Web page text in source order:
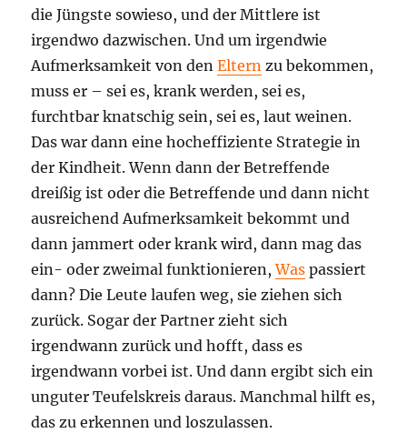
die Jüngste sowieso, und der Mittlere ist
irgendwo dazwischen. Und um irgendwie
Aufmerksamkeit von denEltern zu bekommen,
muss er – sei es, krank werden, sei es,
furchtbar knatschig sein, sei es, laut weinen.
Das war dann eine hocheffiziente Strategie in
der Kindheit. Wenn dann der Betreffende
dreißig ist oder die Betreffende und dann nicht
ausreichend Aufmerksamkeit bekommt und
dann jammert oder krank wird, dann mag das
ein- oder zweimal funktionieren,Was passiert
dann? Die Leute laufen weg, sie ziehen sich
zurück. Sogar der Partner zieht sich
irgendwann zurück und hofft, dass es
irgendwann vorbei ist. Und dann ergibt sich ein
unguter Teufelskreis daraus. Manchmal hilft es,
das zu erkennen und loszulassen.